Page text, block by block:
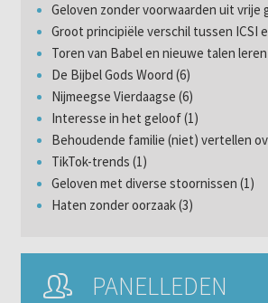
Geloven zonder voorwaarden uit vrije
Groot principiële verschil tussen ICSI
Toren van Babel en nieuwe talen leren
De Bijbel Gods Woord (6)
Nijmeegse Vierdaagse (6)
Interesse in het geloof (1)
Behoudende familie (niet) vertellen
TikTok-trends (1)
Geloven met diverse stoornissen (1)
Haten zonder oorzaak (3)
PANELLEDEN